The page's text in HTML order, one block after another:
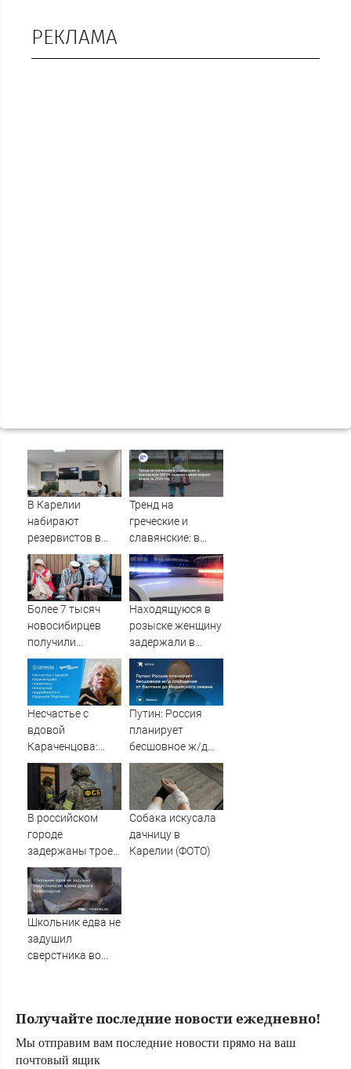
РЕКЛАМА
В Карелии
набирают
резервистов в
огневые группы
(ФОТО)
Тренд на
греческие и
славянские: в
курганском ЗАГСе
назвали самые
редкие имена за
2026 год
Более 7 тысяч
новосибирцев
получили
прибавку к
пенсии от СФР
Находящуюся в
розыске женщину
задержали в
Мурманске
Несчастье с
вдовой
Караченцова:
появились
печальные
подробности о
Людмиле
Путин: Россия
планирует
бесшовное ж/д
сообщение от
Балтики до
Индийского
океана
В российском
городе
задержаны трое
подростков,
готовивших
теракт против
военных
Собака искусала
дачницу в
Карелии (ФОТО)
Школьник едва не
задушил
сверстника во
Получайте последние новости ежедневно!
Мы отправим вам последние новости прямо на ваш
почтовый ящик